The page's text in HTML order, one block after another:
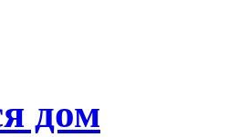
дом